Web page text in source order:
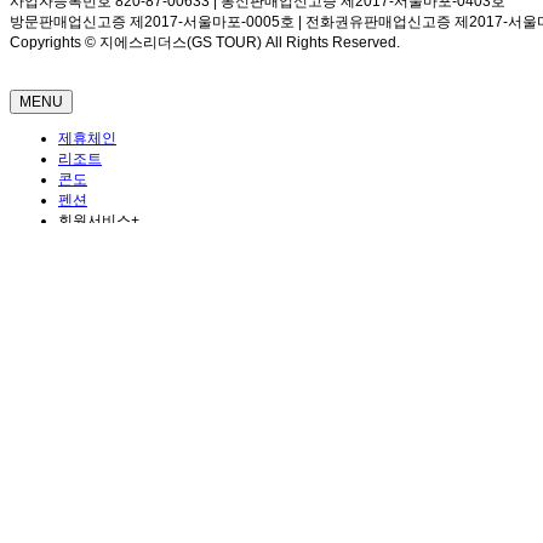
방문판매업신고증 제2017-서울마포-0005호 | 전화권유판매업신고증 제2017-서울
Copyrights © 지에스리더스(GS TOUR) All Rights Reserved.
MENU
제휴체인
리조트
콘도
펜션
회원서비스+